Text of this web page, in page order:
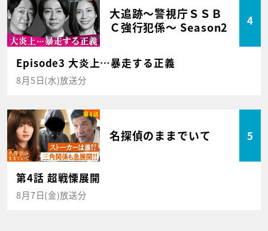
大追跡～警視庁ＳＳＢ
Ｃ強行犯係～ Season2
4
Episode3 大炎上…暴走する正義
8月5日(水)放送分
名探偵のままでいて 5
第4話 超戦慄展開
8月7日(金)放送分